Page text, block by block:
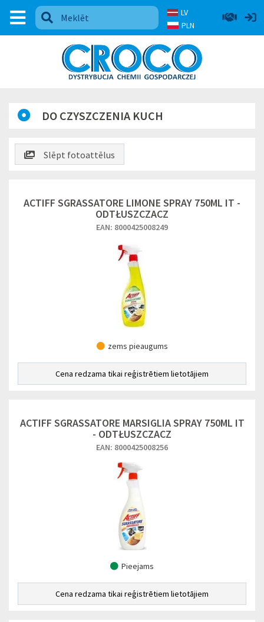
LV
PLN
DO CZYSZCZENIA KUCH
Slēpt fotoattēlus
ACTIFF SGRASSATORE LIMONE SPRAY 750ML IT -
ODTŁUSZCZACZ
EAN: 8000425008249
zems pieaugums
Cena redzama tikai reģistrētiem lietotājiem
ACTIFF SGRASSATORE MARSIGLIA SPRAY 750ML IT
- ODTŁUSZCZACZ
EAN: 8000425008256
Pieejams
Cena redzama tikai reģistrētiem lietotājiem